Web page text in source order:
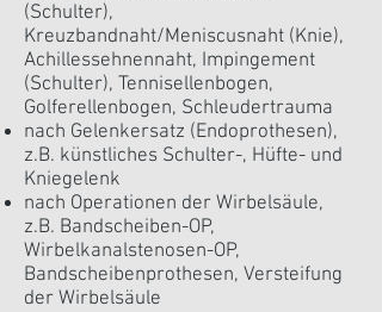
(Schulter),
Kreuzbandnaht/Meniscusnaht (Knie),
Achillessehnennaht, Impingement
(Schulter), Tennisellenbogen,
Golferellenbogen, Schleudertrauma
nach Gelenkersatz (Endoprothesen),
z.B. künstliches Schulter-, Hüfte- und
Kniegelenk
nach Operationen der Wirbelsäule,
z.B. Bandscheiben-OP,
Wirbelkanalstenosen-OP,
Bandscheibenprothesen, Versteifung
der Wirbelsäule